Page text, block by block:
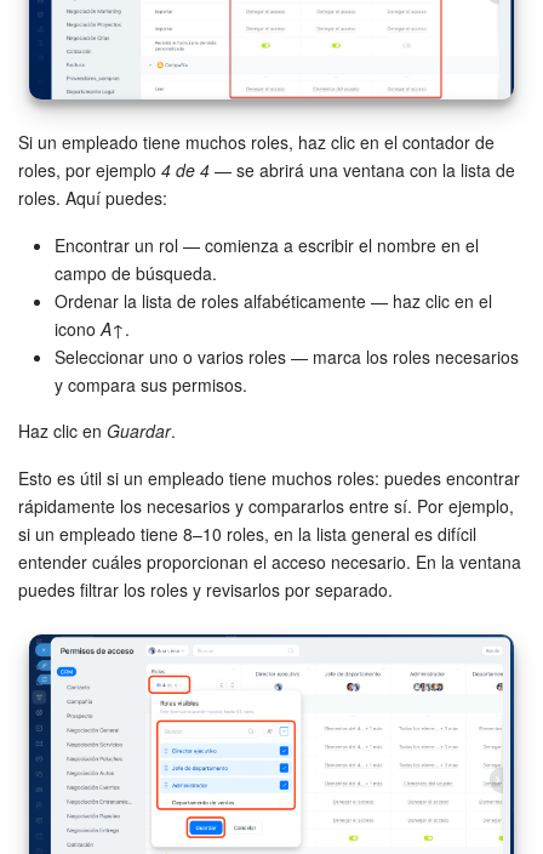
Si un empleado tiene muchos roles, haz clic en el contador de
roles, por ejemplo 4 de 4 — se abrirá una ventana con la lista de
roles. Aquí puedes:
Encontrar un rol — comienza a escribir el nombre en el
campo de búsqueda.
Ordenar la lista de roles alfabéticamente — haz clic en el
iconoA↑.
Seleccionar uno o varios roles — marca los roles necesarios
y compara sus permisos.
Haz clic en Guardar.
Esto es útil si un empleado tiene muchos roles: puedes encontrar
rápidamente los necesarios y compararlos entre sí. Por ejemplo,
si un empleado tiene 8–10 roles, en la lista general es difícil
entender cuáles proporcionan el acceso necesario. En la ventana
puedes filtrar los roles y revisarlos por separado.